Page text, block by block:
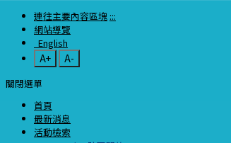
連往主要內容區塊 :::
網站導覽
English
A+
A-
關閉選單
首頁
最新消息
活動檢索